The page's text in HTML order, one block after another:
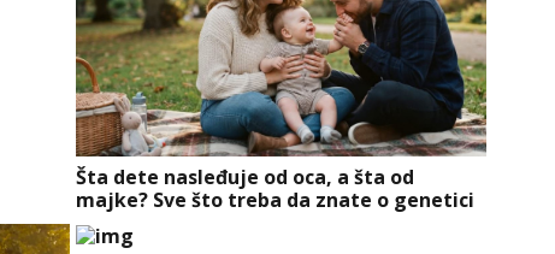
Šta dete nasleđuje od oca, a šta od
majke? Sve što treba da znate o genetici